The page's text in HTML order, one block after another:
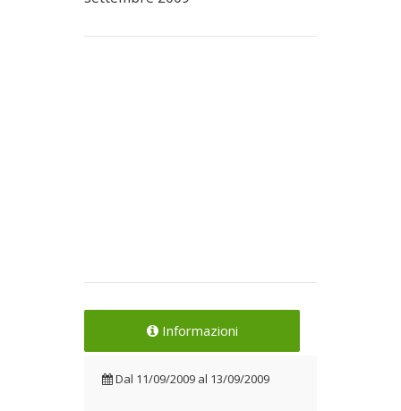
Informazioni
Dal 11/09/2009 al 13/09/2009